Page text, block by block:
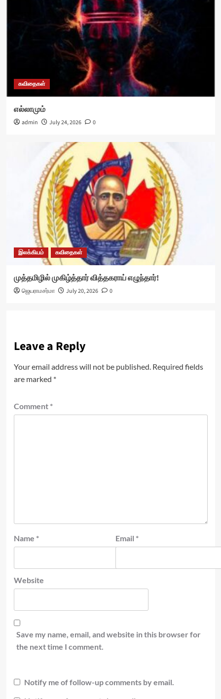
கவிதைகள்
எல்லாமும்
admin July 24, 2026 0
இலக்கியம் கவிதைகள்
முத்தமிழில் முகிழ்த்தார் வித்தகராய் எழுந்தார்!
ஜெயராமசர்மா July 20, 2026 0
Leave a Reply
Your email address will not be published. Required fields
are marked *
Comment *
Name * Email *
Website
Save my name, email, and website in this browser for
the next time I comment.
Notify me of follow-up comments by email.